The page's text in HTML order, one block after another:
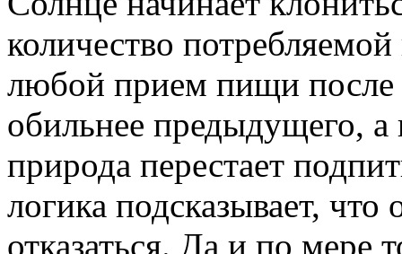
количество
любой прием пищи после
обильнее предыдущего, а
природа перестает
логика подсказывает,
отказаться. Да и по мере